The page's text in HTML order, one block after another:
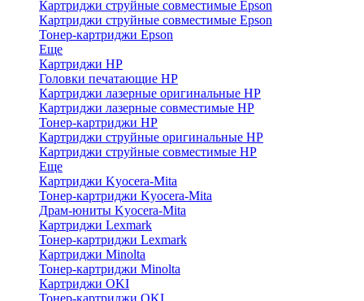
Картриджи струйные совместимые Epson
Картриджи струйные совместимые Epson
Тонер-картриджи Epson
Еще
Картриджи HP
Головки печатающие HP
Картриджи лазерные оригинальные HP
Картриджи лазерные совместимые HP
Тонер-картриджи HP
Картриджи струйные оригинальные HP
Картриджи струйные совместимые HP
Еще
Картриджи Kyocera-Mita
Тонер-картриджи Kyocera-Mita
Драм-юниты Kyocera-Mita
Картриджи Lexmark
Тонер-картриджи Lexmark
Картриджи Minolta
Тонер-картриджи Minolta
Картриджи OKI
Тонер-картриджи OKI